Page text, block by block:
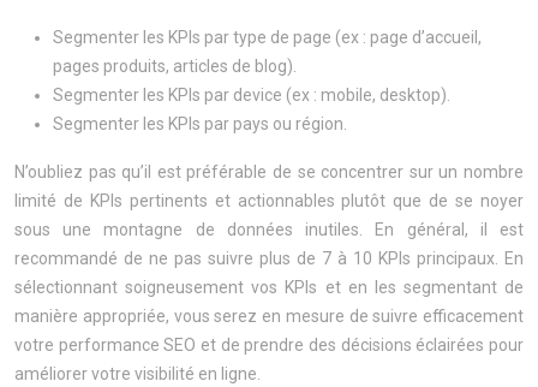
Segmenter les KPIs par type de page (ex : page d’accueil,
pages produits, articles de blog).
Segmenter les KPIs par device (ex : mobile, desktop).
Segmenter les KPIs par pays ou région.
N’oubliez pas qu’il est préférable de se concentrer sur un nombre
limité de KPIs pertinents et actionnables plutôt que de se noyer
sous une montagne de données inutiles. En général, il est
recommandé de ne pas suivre plus de 7 à 10 KPIs principaux. En
sélectionnant soigneusement vos KPIs et en les segmentant de
manière appropriée, vous serez en mesure de suivre efficacement
votre performance SEO et de prendre des décisions éclairées pour
améliorer votre visibilité en ligne.